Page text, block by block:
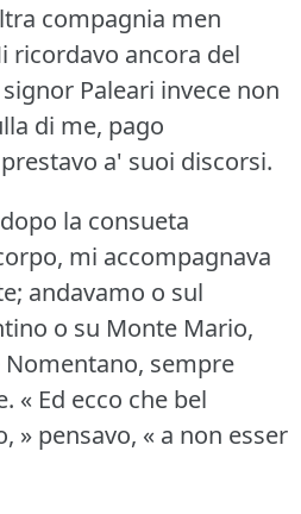
compagnia men
ricordavo ancora del
Paleari invece non
di me, pago
a' suoi discorsi.
la consueta
mi accompagnava
andavamo o sul
o su Monte Mario,
sempre
« Ed ecco che bel
» pensavo, « a non esser